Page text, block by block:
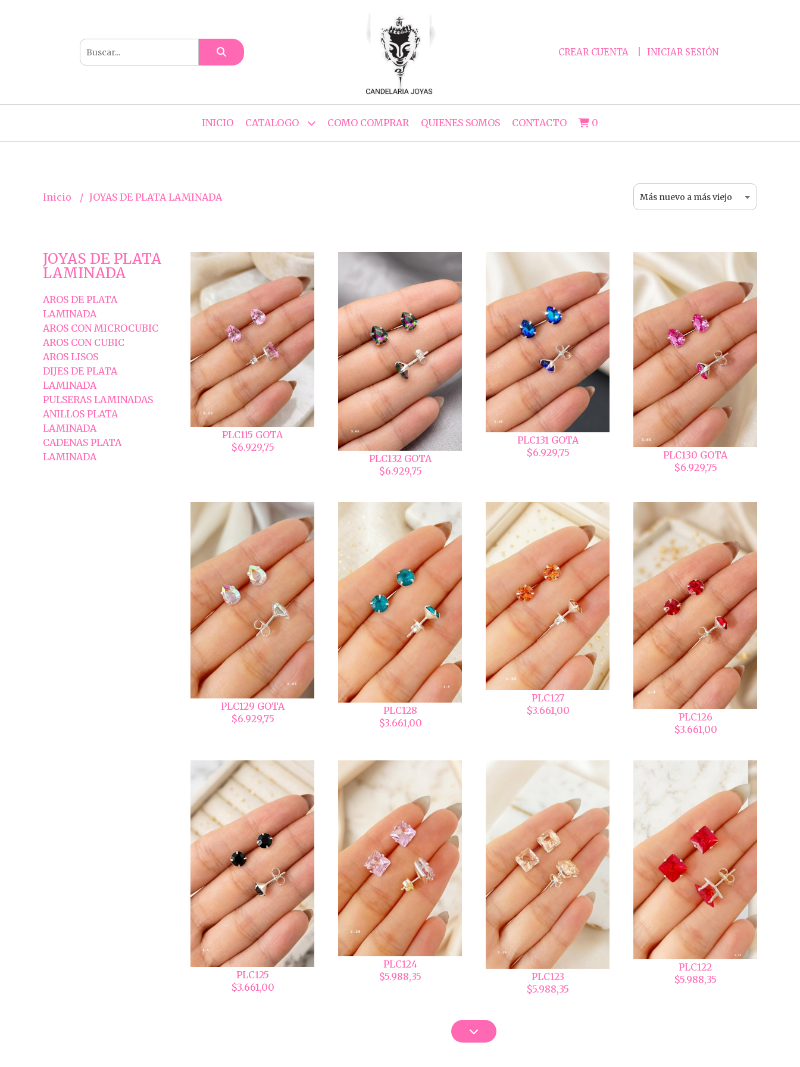
CREAR CUENTA INICIAR SESIÓN
INICIO CATALOGO COMO COMPRAR QUIENES SOMOS CONTACTO 0
Inicio JOYAS DE PLATA LAMINADA
JOYAS DE PLATA
LAMINADA
AROS DE PLATA
LAMINADA
AROS CON MICROCUBIC
AROS CON CUBIC
AROS LISOS
DIJES DE PLATA
LAMINADA
PULSERAS LAMINADAS
ANILLOS PLATA
LAMINADA
CADENAS PLATA
LAMINADA
PLC115 GOTA
$6.929,75
PLC132 GOTA
$6.929,75
PLC131 GOTA
$6.929,75
PLC130 GOTA
$6.929,75
PLC129 GOTA
$6.929,75
PLC128
$3.661,00
PLC127
$3.661,00
PLC126
$3.661,00
PLC125
$3.661,00
PLC124
$5.988,35
PLC123
$5.988,35
PLC122
$5.988,35